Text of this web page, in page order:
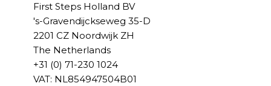
First Steps Holland BV
's-Gravendijckseweg 35-D
2201 CZ Noordwijk ZH
The Netherlands
+31 (0) 71-230 1024
VAT: NL854947504B01